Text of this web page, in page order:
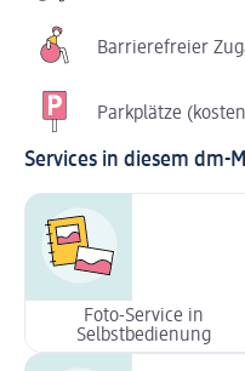
Barrierefreier
Parkplätze
Services in diesem dm-
Foto-Service in
Selbstbedienung